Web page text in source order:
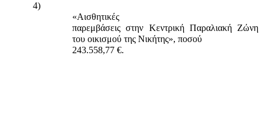
4)
«Αισθητικές
παρεμβάσεις στην Κεντρική Παραλιακή Ζώνη
του οικισμού της Νικήτης», ποσού
243.558,77 €.